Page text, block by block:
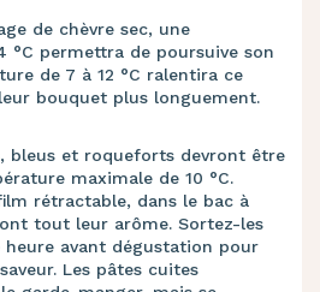
de chèvre sec, une
°C permettra de poursuive son
de 7 à 12 °C ralentira ce
bouquet plus longuement.
bleus et roqueforts devront être
maximale de 10 °C.
rétractable, dans le bac à
tout leur arôme. Sortez-les
avant dégustation pour
Les pâtes cuites